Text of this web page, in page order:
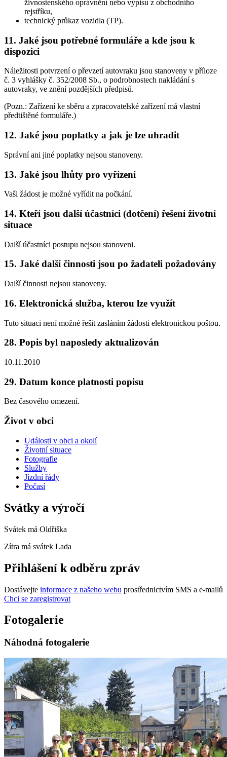
živnostenského oprávnění nebo výpisu z obchodního
rejstříku,
technický průkaz vozidla (TP).
11. Jaké jsou potřebné formuláře a kde jsou k
dispozici
Náležitosti potvrzení o převzetí autovraku jsou stanoveny v příloze
č. 3 vyhlášky č. 352/2008 Sb., o podrobnostech nakládání s
autovraky, ve znění pozdějších předpisů.
(Pozn.: Zařízení ke sběru a zpracovatelské zařízení má vlastní
předtištěné formuláře.)
12. Jaké jsou poplatky a jak je lze uhradit
Správní ani jiné poplatky nejsou stanoveny.
13. Jaké jsou lhůty pro vyřízení
Vaši žádost je možné vyřídit na počkání.
14. Kteří jsou další účastníci (dotčení) řešení životní
situace
Další účastníci postupu nejsou stanoveni.
15. Jaké další činnosti jsou po žadateli požadovány
Další činnosti nejsou stanoveny.
16. Elektronická služba, kterou lze využít
Tuto situaci není možné řešit zasláním žádosti elektronickou poštou.
28. Popis byl naposledy aktualizován
10.11.2010
29. Datum konce platnosti popisu
Bez časového omezení.
Život v obci
Události v obci a okolí
Životní situace
Fotografie
Služby
Jízdní řády
Počasí
Svátky a výročí
Svátek má Oldřiška
Zítra má svátek Lada
Přihlášení k odběru zpráv
Dostávejte informace z našeho webu prostřednictvím SMS a e-mailů
Chci se zaregistrovat
Fotogalerie
Náhodná fotogalerie